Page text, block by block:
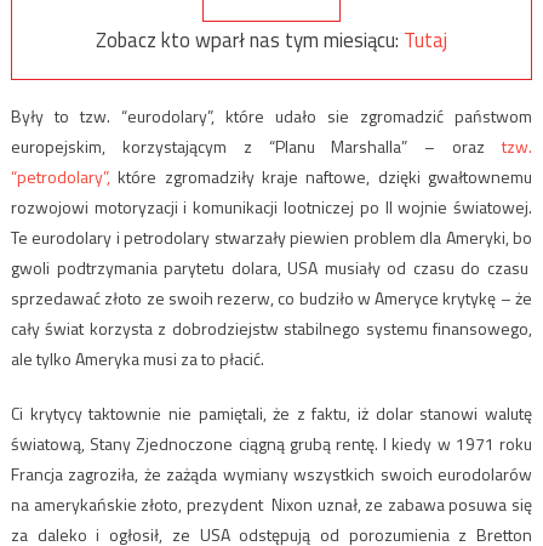
Zobacz kto wparł nas tym miesiącu: Tutaj
Były to tzw. “eurodolary”, które udało sie zgromadzić państwom
europejskim, korzystającym z “Planu Marshalla” – oraztzw.
“petrodolary”,które zgromadziły kraje naftowe, dzięki gwałtownemu
rozwojowi motoryzacji i komunikacji lootniczej po II wojnie światowej.
Te eurodolary i petrodolary stwarzały piewien problem dla Ameryki, bo
gwoli podtrzymania parytetu dolara, USA musiały od czasu do czasu
sprzedawać złoto ze swoih rezerw, co budziło w Ameryce krytykę – że
cały świat korzysta z dobrodziejstw stabilnego systemu finansowego,
ale tylko Ameryka musi za to płacić.
Ci krytycy taktownie nie pamiętali, że z faktu, iż dolar stanowi walutę
światową, Stany Zjednoczone ciągną grubą rentę. I kiedy w 1971 roku
Francja zagroziła, że zażąda wymiany wszystkich swoich eurodolarów
na amerykańskie złoto, prezydent Nixon uznał, ze zabawa posuwa się
za daleko i ogłosił, ze USA odstępują od porozumienia z Bretton